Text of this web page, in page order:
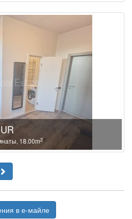
18.00m2
в е-майле